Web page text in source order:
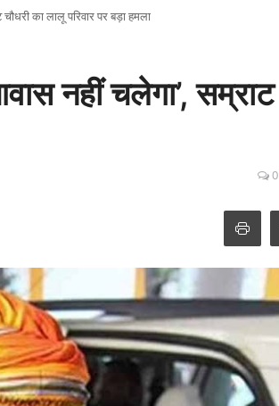
का लालू परिवार पर बड़ा हमला
नहीं चलेगा’, सम्राट
0